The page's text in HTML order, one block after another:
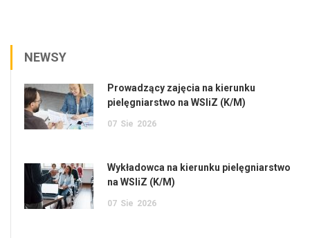
NEWSY
Prowadzący zajęcia na kierunku
pielęgniarstwo na WSIiZ (K/M)
07 Sie 2026
Wykładowca na kierunku pielęgniarstwo
na WSIiZ (K/M)
07 Sie 2026